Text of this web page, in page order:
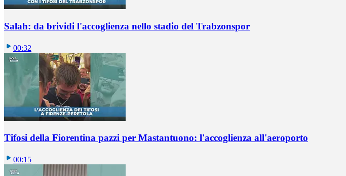
Salah: da brividi l'accoglienza nello stadio del Trabzonspor
00:32
Tifosi della Fiorentina pazzi per Mastantuono: l'accoglienza all'aeroporto
00:15